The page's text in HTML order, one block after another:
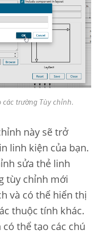
các trường Tùy chỉnh.
này sẽ trở
linh kiện của bạn.
sửa thẻ linh
tùy chỉnh mới
và có thể hiển thị
thuộc tính khác.
thể tạo các chú